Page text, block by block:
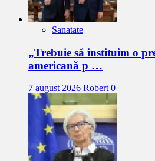
Sanatate
„Trebuie să instituim o
americană p …
7 august 2026 Robert 0